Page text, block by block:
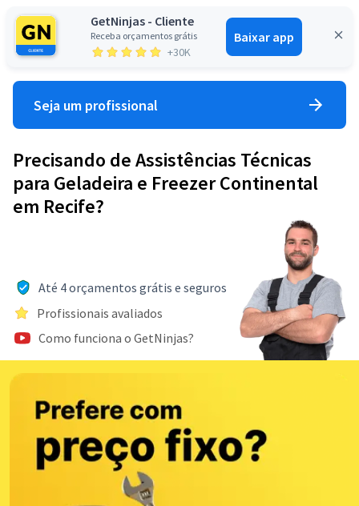
GetNinjas - Cliente
Receba orçamentos grátis
+30K
Baixar app
Entrar
Seja um profissional
Precisando de Assistências Técnicas
para Geladeira e Freezer Continental
em Recife?
Até 4 orçamentos grátis e seguros
Profissionais avaliados
Como funciona o GetNinjas?